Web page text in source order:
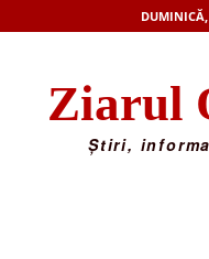
DUMINICĂ,
Ziarul
Știri,